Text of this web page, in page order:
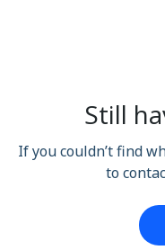
Still
If you couldn’t find
to